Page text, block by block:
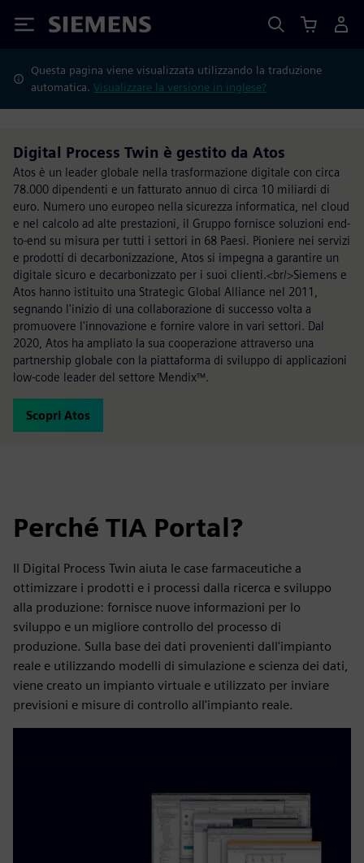
Siemens
Questa pagina viene visualizzata utilizzando la traduzione
automatica.Visualizzare la versione in inglese?
Digital Process Twin è gestito da Atos
Atos è un leader globale nella trasformazione digitale con circa
78.000 dipendenti e un fatturato annuo di circa 10 miliardi di
euro. Numero uno europeo nella sicurezza informatica, nel cloud
e nel calcolo ad alte prestazioni, il Gruppo fornisce soluzioni end-
to-end su misura per tutti i settori in 68 Paesi. Pioniere nei servizi
e prodotti di decarbonizzazione, Atos si impegna a garantire un
digitale sicuro e decarbonizzato per i suoi clienti.<br/>Siemens e
Atos hanno istituito una Strategic Global Alliance nel 2011,
segnando l'inizio di una collaborazione di successo volta a
promuovere l'innovazione e fornire valore in vari settori. Dal
2020, Atos ha ampliato la sua cooperazione attraverso una
partnership globale con la piattaforma di sviluppo di applicazioni
low-code leader del settore Mendix™.
Scopri Atos
Perché TIA Portal?
Il Digital Process Twin aiuta le case farmaceutiche a
ottimizzare i prodotti e i processi dalla ricerca e sviluppo
alla produzione: fornisce nuove informazioni per lo
sviluppo e un migliore controllo del processo di
produzione. Sulla base dei dati provenienti dall'impianto
reale e utilizzando modelli di simulazione e scienza dei dati,
viene creato un impianto virtuale e utilizzato per inviare
previsioni e misure di controllo all'impianto reale.